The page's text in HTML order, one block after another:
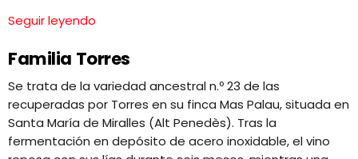
Seguir leyendo
Familia Torres
Se trata de la variedad ancestral n.º 23 de las
recuperadas por Torres en su finca Mas Palau, situada en
Santa María de Miralles (Alt Penedès). Tras la
fermentación en depósito de acero inoxidable, el vino